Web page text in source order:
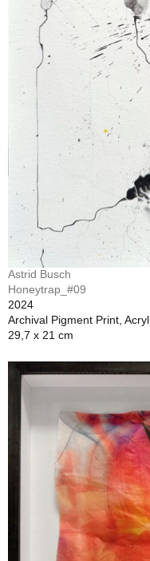
Astrid Busch
Honeytrap_#09
2024
Archival Pigment Print, Acryl
29,7 x 21 cm